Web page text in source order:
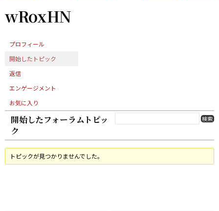
ム
wRoxHN
プロフィール
開始したトピック
返信
エンゲージメント
お気に入り
開始したフォーラムトピッ
ク
トピックが見つかりませんでした。